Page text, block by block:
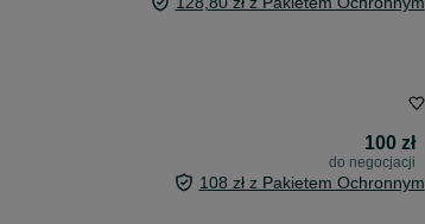
100 zł
do negocjacji
108 zł z Pakietem Ochronnym